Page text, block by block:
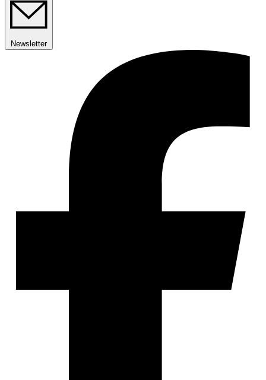
Newsletter